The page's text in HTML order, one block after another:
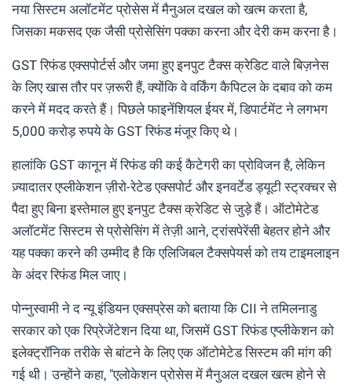
नया सिस्टम अलॉटमेंट प्रोसेस में मैनुअल दखल को खत्म करता है,
जिसका मकसद एक जैसी प्रोसेसिंग पक्का करना और देरी कम करना है।
GST रिफंड एक्सपोर्टर्स और जमा हुए इनपुट टैक्स क्रेडिट वाले बिज़नेस
के लिए खास तौर पर ज़रूरी हैं, क्योंकि वे वर्किंग कैपिटल के दबाव को कम
करने में मदद करते हैं। पिछले फाइनेंशियल ईयर में, डिपार्टमेंट ने लगभग
5,000 करोड़ रुपये के GST रिफंड मंजूर किए थे।
हालांकि GST कानून में रिफंड की कई कैटेगरी का प्रोविजन है, लेकिन
ज़्यादातर एप्लीकेशन ज़ीरो-रेटेड एक्सपोर्ट और इनवर्टेड ड्यूटी स्ट्रक्चर से
पैदा हुए बिना इस्तेमाल हुए इनपुट टैक्स क्रेडिट से जुड़े हैं। ऑटोमेटेड
अलॉटमेंट सिस्टम से प्रोसेसिंग में तेज़ी आने, ट्रांसपेरेंसी बेहतर होने और
यह पक्का करने की उम्मीद है कि एलिजिबल टैक्सपेयर्स को तय टाइमलाइन
के अंदर रिफंड मिल जाए।
पोन्नुस्वामी ने द न्यू इंडियन एक्सप्रेस को बताया कि CII ने तमिलनाडु
सरकार को एक रिप्रेजेंटेशन दिया था, जिसमें GST रिफंड एप्लीकेशन को
इलेक्ट्रॉनिक तरीके से बांटने के लिए एक ऑटोमेटेड सिस्टम की मांग की
गई थी। उन्होंने कहा, "एलोकेशन प्रोसेस में मैनुअल दखल खत्म होने से